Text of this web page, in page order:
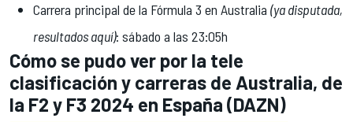
Carrera principal de la Fórmula 3 en Australia (ya disputada,
resultados aquí): sábado a las 23:05h
Cómo se pudo ver por la tele
clasificación y carreras de Australia, de
la F2 y F3 2024 en España (DAZN)